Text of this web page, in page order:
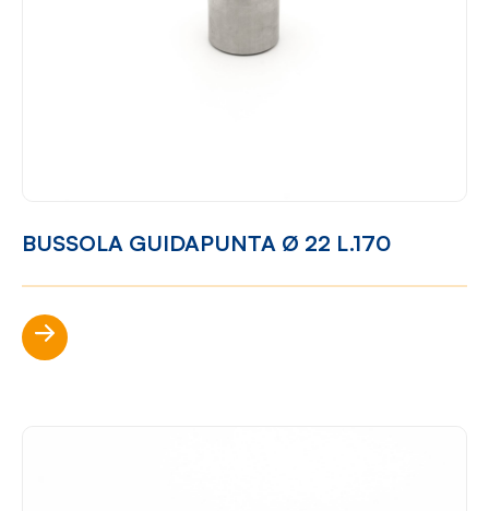
BUSSOLA GUIDAPUNTA Ø 22 L.170
Scopri di più